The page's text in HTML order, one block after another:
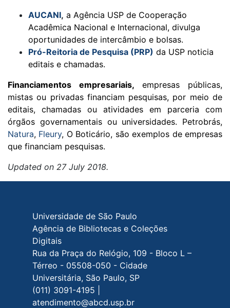
AUCANI, a Agência USP de Cooperação
Acadêmica Nacional e Internacional, divulga
oportunidades de intercâmbio e bolsas.
Pró-Reitoria de Pesquisa (PRP) da USP noticia
editais e chamadas.
Financiamentos empresariais, empresas públicas,
mistas ou privadas financiam pesquisas, por meio de
editais, chamadas ou atividades em parceria com
órgãos governamentais ou universidades. Petrobrás,
Natura, Fleury, O Boticário, são exemplos de empresas
que financiam pesquisas.
Updated on 27 July 2018.
Rodapé do site
Universidade de São Paulo
Agência de Bibliotecas e Coleções
Digitais
Rua da Praça do Relógio, 109 - Bloco L –
Térreo - 05508-050 - Cidade
Universitária, São Paulo, SP
(011) 3091-4195 |
atendimento@abcd.usp.br